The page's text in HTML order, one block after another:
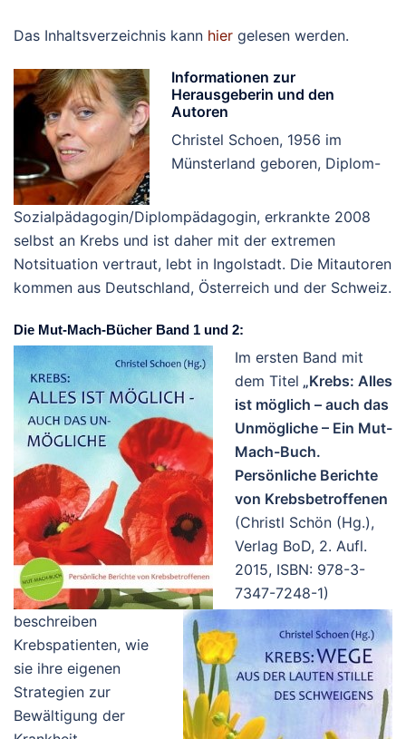
Das Inhaltsverzeichnis kann hier gelesen werden.
Informationen zur
Herausgeberin und den
Autoren
Christel Schoen, 1956 im
Münsterland geboren, Diplom-
Sozialpädagogin/Diplompädagogin, erkrankte 2008
selbst an Krebs und ist daher mit der extremen
Notsituation vertraut, lebt in Ingolstadt. Die Mitautoren
kommen aus Deutschland, Österreich und der Schweiz.
Die Mut-Mach-Bücher Band 1 und 2:
Im ersten Band mit
dem Titel „Krebs: Alles
ist möglich – auch das
Unmögliche – Ein Mut-
Mach-Buch.
Persönliche Berichte
von Krebsbetroffenen
(Christl Schön (Hg.),
Verlag BoD, 2. Aufl.
2015, ISBN: 978-3-
7347-7248-1)
beschreiben
Krebspatienten, wie
sie ihre eigenen
Strategien zur
Bewältigung der